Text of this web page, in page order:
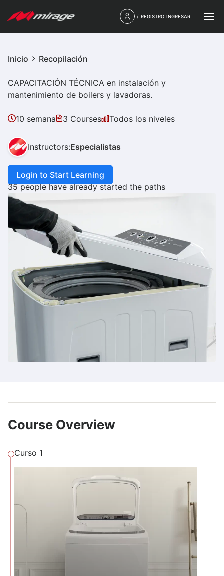
/ REGISTRO INGRESAR
Inicio Recopilación
CAPACITACIÓN TÉCNICA en instalación y
mantenimiento de boilers y lavadoras.
10 semana 3 Courses Todos los niveles
Instructors:Especialistas
Login to Start Learning
35 people have already started the paths
Course Overview
Curso 1